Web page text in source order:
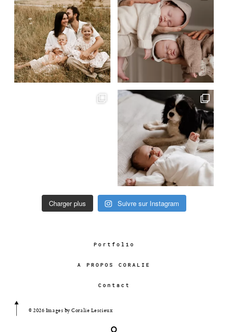
Charger plus Suivre sur Instagram
Portfolio
A PROPOS CORALIE
Contact
© 2026 Images by Coralie Lescieux